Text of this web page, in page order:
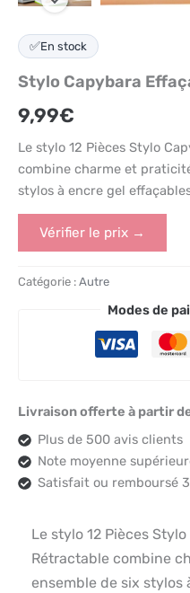
✅En stock
Stylo Capybara
9,99€
Le stylo 12 Pièces Stylo
combine charme et
stylos à encre gel
Vérifier le prix →
Catégorie : Autre
Modes de
Livraison offerte à partir
Plus de 500 avis clients
Note moyenne
Satisfait ou remboursé
Le stylo 12 Pièces
Rétractable combine
ensemble de six stylos